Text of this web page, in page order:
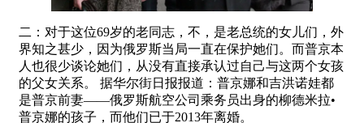
二：对于这位69岁的老同志，不，是老总统的女儿们，外
界知之甚少，因为俄罗斯当局一直在保护她们。而普京本
人也很少谈论她们，从没有直接承认过自己与这两个女孩
的父女关系。 据华尔街日报报道：普京娜和吉洪诺娃都
是普京前妻——俄罗斯航空公司乘务员出身的柳德米拉•
普京娜的孩子，而他们已于2013年离婚。